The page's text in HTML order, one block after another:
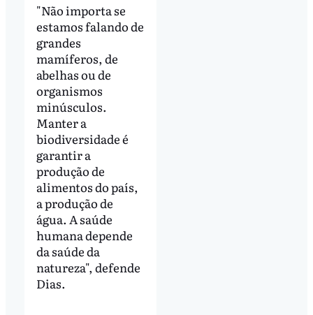
"Não importa se
estamos falando de
grandes
mamíferos, de
abelhas ou de
organismos
minúsculos.
Manter a
biodiversidade é
garantir a
produção de
alimentos do país,
a produção de
água. A saúde
humana depende
da saúde da
natureza", defende
Dias.